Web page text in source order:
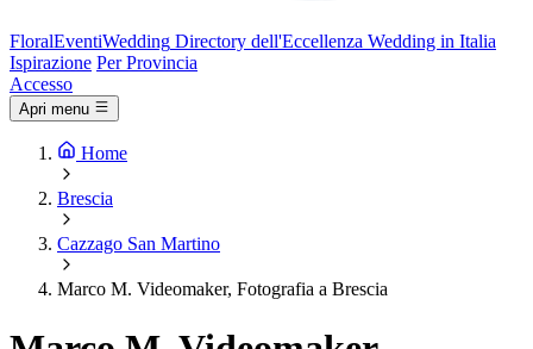
FloralEventiWedding Directory dell'Eccellenza Wedding in Italia
Ispirazione Per Provincia
Accesso
Apri menu
Home
Brescia
Cazzago San Martino
Marco M. Videomaker, Fotografia a Brescia